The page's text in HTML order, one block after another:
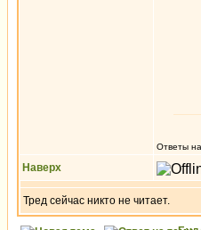
Ответы
Наверх
Тред сейчас никто не читает.